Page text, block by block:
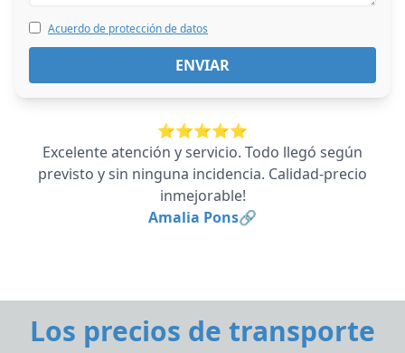
Acuerdo de protección de datos
⭐⭐⭐⭐⭐
Excelente atención y servicio. Todo llegó según
previsto y sin ninguna incidencia. Calidad-precio
inmejorable!
Amalia Pons🔗
Los precios de transporte